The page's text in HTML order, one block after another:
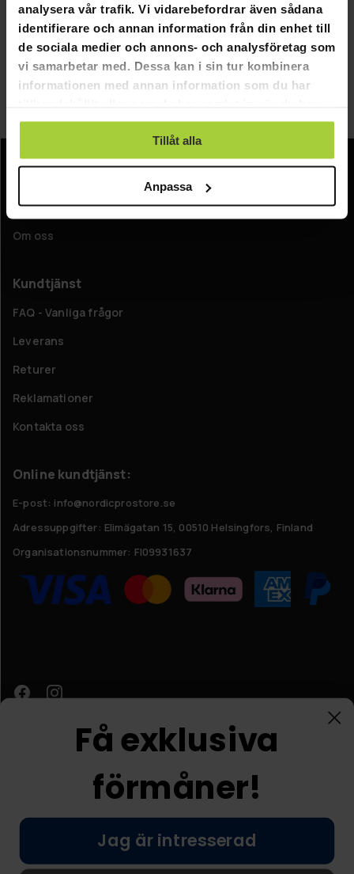
analysera vår trafik. Vi vidarebefordrar även sådana
identifierare och annan information från din enhet till
de sociala medier och annons- och analysföretag som
vi samarbetar med. Dessa kan i sin tur kombinera
informationen med annan information som du har
använt deras tjänster.
Tillåt alla
Anpassa
och behaglig träningsform med vilken du förhindrar
eventuella skador samtidigt som du höjer
träningsmängden snabbt till en ny nivå.
Företagsinformation
Om oss
Kundtjänst
FAQ - Vanliga frågor
Leverans
Returer
Reklamationer
Kontakta oss
Online kundtjänst:
E-post: info@nordicprostore.se
Adressuppgifter: Elimägatan 15, 00510 Helsingfors, Finland
Organisationsnummer: FI09931637
© Nordic Prostore 2026
Allmänna villkor
Få exklusiva
förmåner!
Jag är intresserad